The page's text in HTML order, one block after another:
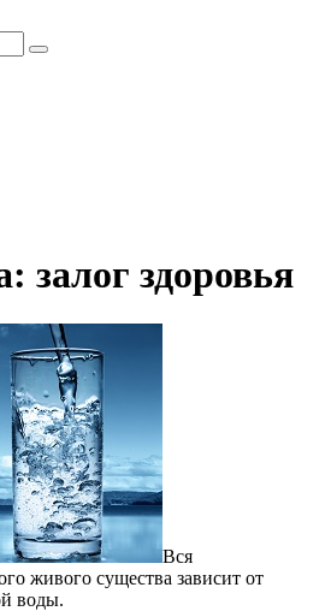
залог здоровья
Вся
живого существа зависит от
воды.